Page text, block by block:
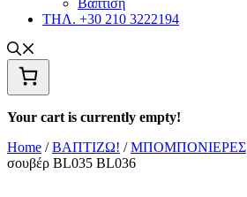
Βάπτιση
ΤΗΛ. +30 210 3222194
Your cart is currently empty!
Home /ΒΑΠΤΙΖΩ! /ΜΠΟΜΠΟΝΙΕΡΕΣ
σουβέρ BL035 BL036